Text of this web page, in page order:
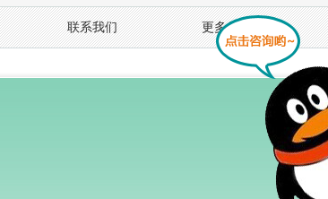
联系我们 更多信息